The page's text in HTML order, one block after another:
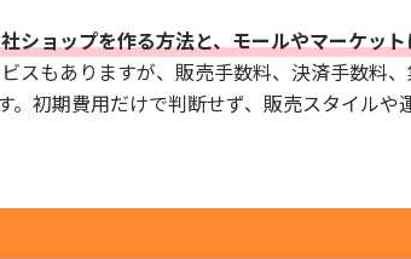
ショップを作る方法と、モールやマーケッ
スもありますが、販売手数料、決済手数料
。初期費用だけで判断せず、販売スタイルや